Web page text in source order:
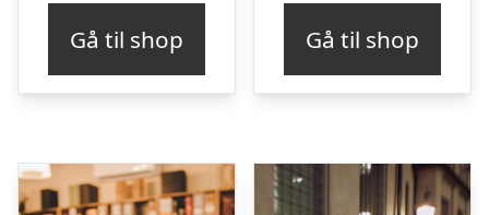
Gå til shop Gå til shop